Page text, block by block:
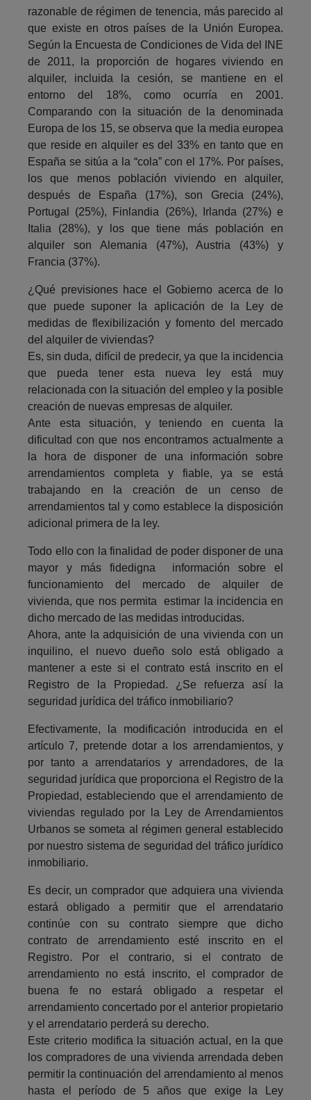
razonable de régimen de tenencia, más parecido al
que existe en otros países de la Unión Europea.
Según la Encuesta de Condiciones de Vida del INE
de 2011, la proporción de hogares viviendo en
alquiler, incluida la cesión, se mantiene en el
entorno del 18%, como ocurría en 2001.
Comparando con la situación de la denominada
Europa de los 15, se observa que la media europea
que reside en alquiler es del 33% en tanto que en
España se sitúa a la “cola” con el 17%. Por países,
los que menos población viviendo en alquiler,
después de España (17%), son Grecia (24%),
Portugal (25%), Finlandia (26%), Irlanda (27%) e
Italia (28%), y los que tiene más población en
alquiler son Alemania (47%), Austria (43%) y
Francia (37%).
¿Qué previsiones hace el Gobierno acerca de lo
que puede suponer la aplicación de la Ley de
medidas de flexibilización y fomento del mercado
del alquiler de viviendas?
Es, sin duda, difícil de predecir, ya que la incidencia
que pueda tener esta nueva ley está muy
relacionada con la situación del empleo y la posible
creación de nuevas empresas de alquiler.
Ante esta situación, y teniendo en cuenta la
dificultad con que nos encontramos actualmente a
la hora de disponer de una información sobre
arrendamientos completa y fiable, ya se está
trabajando en la creación de un censo de
arrendamientos tal y como establece la disposición
adicional primera de la ley.
Todo ello con la finalidad de poder disponer de una
mayor y más fidedigna información sobre el
funcionamiento del mercado de alquiler de
vivienda, que nos permita estimar la incidencia en
dicho mercado de las medidas introducidas.
Ahora, ante la adquisición de una vivienda con un
inquilino, el nuevo dueño solo está obligado a
mantener a este si el contrato está inscrito en el
Registro de la Propiedad. ¿Se refuerza así la
seguridad jurídica del tráfico inmobiliario?
Efectivamente, la modificación introducida en el
artículo 7, pretende dotar a los arrendamientos, y
por tanto a arrendatarios y arrendadores, de la
seguridad jurídica que proporciona el Registro de la
Propiedad, estableciendo que el arrendamiento de
viviendas regulado por la Ley de Arrendamientos
Urbanos se someta al régimen general establecido
por nuestro sistema de seguridad del tráfico jurídico
inmobiliario.
Es decir, un comprador que adquiera una vivienda
estará obligado a permitir que el arrendatario
continúe con su contrato siempre que dicho
contrato de arrendamiento esté inscrito en el
Registro. Por el contrario, si el contrato de
arrendamiento no está inscrito, el comprador de
buena fe no estará obligado a respetar el
arrendamiento concertado por el anterior propietario
y el arrendatario perderá su derecho.
Este criterio modifica la situación actual, en la que
los compradores de una vivienda arrendada deben
permitir la continuación del arrendamiento al menos
hasta el período de 5 años que exige la Ley